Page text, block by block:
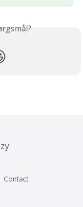
Contact